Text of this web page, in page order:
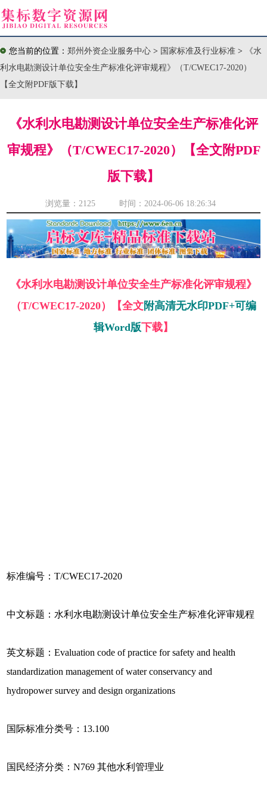
您当前的位置： 郑州外资企业服务中心 > 国家标准及行业标准 >
《水
利水电勘测设计单位安全生产标准化评审规程》（T/CWEC17-2020）
【全文附PDF版下载】
《水利水电勘测设计单位安全生产标准化评
审规程》（T/CWEC17-2020）【全文附PDF
版下载】
浏览量： 2125 时间：2024-06-06 18:26:34
《水利水电勘测设计单位安全生产标准化评审规程》
（T/CWEC17-2020）【全文附高清无水印PDF+可编
辑Word版下载】
标准编号：T/CWEC17-2020
中文标题：水利水电勘测设计单位安全生产标准化评审规程
英文标题：Evaluation code of practice for safety and health
standardization management of water conservancy and
hydropower survey and design organizations
国际标准分类号：13.100
国民经济分类：N769 其他水利管理业